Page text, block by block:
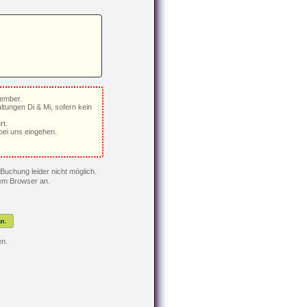
Di & Mi, sofern kein
uns eingehen.
leider nicht möglich.
Browser an.